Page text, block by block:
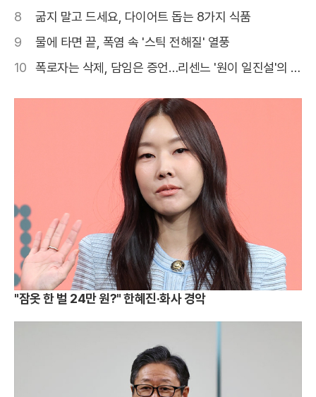
갑론을박
8
굶지 말고 드세요, 다이어트 돕는 8가지 식품
9
물에 타면 끝, 폭염 속 '스틱 전해질' 열풍
10
폭로자는 삭제, 담임은 증언…리센느 '원이 일진설'의 결
"잠옷 한 벌 24만 원?" 한혜진·화사 경악